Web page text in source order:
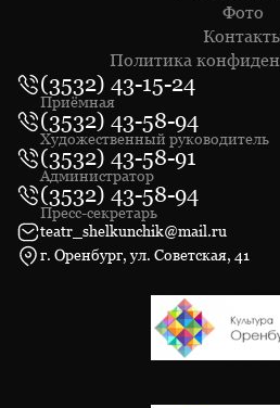
Фото
Политика
(3532) 43-15-24
Приёмная
(3532) 43-58-94
Художественный руководитель
(3532) 43-58-91
Администратор
(3532) 43-58-94
Пресс-секретарь
teatr_shelkunchik@mail.ru
г. Оренбург, ул. Советская, 41